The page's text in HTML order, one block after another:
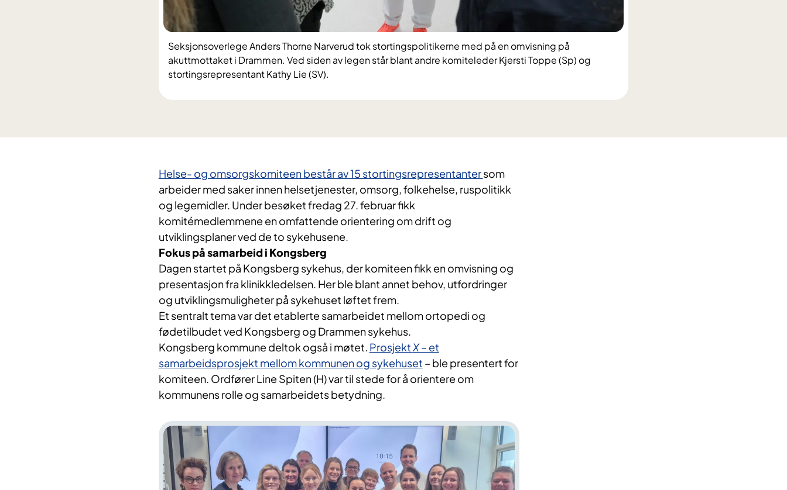
Seksjonsoverlege Anders Thorne Narverud tok stortingspolitikerne med på en omvisning på
akuttmottaket i Drammen. Ved siden av legen står blant andre komiteleder Kjersti Toppe (Sp) og
stortingsrepresentant Kathy Lie (SV).
Helse- og omsorgskomiteen består av 15 stortingsrepresentantersom
arbeider med saker innen helsetjenester, omsorg, folkehelse, ruspolitikk
og legemidler. Under besøket fredag 27. februar fikk
komitémedlemmene en omfattende orientering om drift og
utviklingsplaner ved de to sykehusene.
Fokus på samarbeid i Kongsberg
Dagen startet på Kongsberg sykehus, der komiteen fikk en omvisning og
presentasjon fra klinikkledelsen. Her ble blant annet behov, utfordringer
og utviklingsmuligheter på sykehuset løftet frem.
Et sentralt tema var det etablerte samarbeidet mellom ortopedi og
fødetilbudet ved Kongsberg og Drammen sykehus.
Kongsberg kommune deltok også i møtet. ProsjektX– et
samarbeidsprosjekt mellom kommunen og sykehuset – ble presentert for
komiteen. Ordfører Line Spiten (H) var til stede for å orientere om
kommunens rolle og samarbeidets betydning.